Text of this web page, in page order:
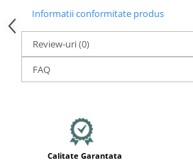
Frâne
Discuri de frana
Plăcuțe de frână
Etrieri
Consumabile & Unelte
Informatii conformitate produs
Review-uri(0)
FAQ
Calitate Garantata